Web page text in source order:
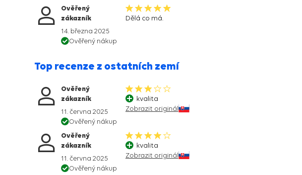
Ověřený
zákazník
14. března 2025
Ověřený nákup
Dělá co má.
Top recenze z ostatních zemí
Ověřený
zákazník
11. června 2025
Ověřený nákup
kvalita
Zobrazit originál
Ověřený
zákazník
11. června 2025
Ověřený nákup
kvalita
Zobrazit originál